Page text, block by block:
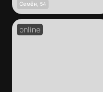
Семён 54